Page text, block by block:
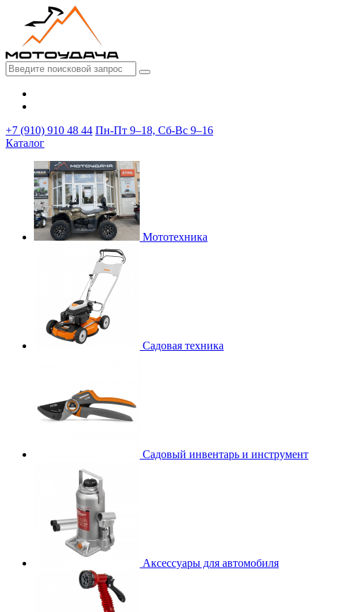
+7 (910) 910 48 44 Пн-Пт 9–18, Сб-Вс 9–16
Каталог
Мототехника
Садовая техника
Садовый инвентарь и инструмент
Аксессуары для автомобиля